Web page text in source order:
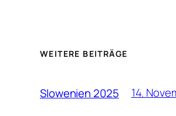
WEITERE BEITRÄGE
Slowenien 2025 14.